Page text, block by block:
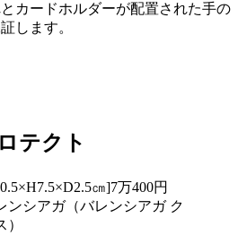
カードホルダーが配置された手の
します。
テクト